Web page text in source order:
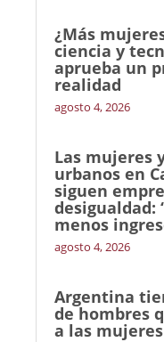
¿Más
ciencia y
aprueba un
realidad
agosto 4, 2026
Las mujeres
urbanos en
siguen
desigualdad:
menos
agosto 4, 2026
Argentina
de hombres
a las